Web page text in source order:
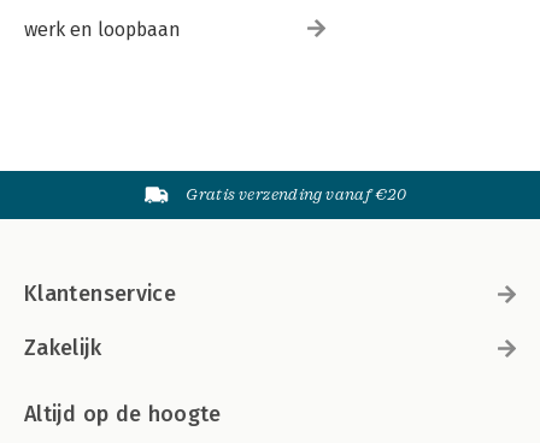
werk en loopbaan
Gratis verzending vanaf €20
Klantenservice
Zakelijk
Altijd op de hoogte